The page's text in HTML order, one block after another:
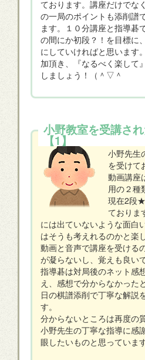
ております。講座だけでな
の一局のポイントも添削譜
ます。１０分講座と指導碁
の間にか初段？！を目標に
にしていければと思います
加頂き、『なるべく楽して
しましょう！（＾▽＾
小野教室を受講さ
【1】
小野先生
を受けて
動画講座
用の２種
現在2段
ておりま
には出ていないような面白
はそうも考えれるのかと楽
動画と音声で講座を受ける
が凝らないし、覚えも良いで
指導碁は対局後のネット感
え、感想で分からなかった
日の棋譜添削で丁寧な解説
す。
分からないところは再度の
小野先生の丁寧な指導に感
眼したいものと思っています